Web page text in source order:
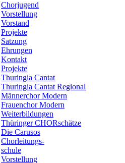
Chorjugend
Vorstellung
Vorstand
Projekte
Satzung
Ehrungen
Kontakt
Projekte
Thuringia Cantat
Thuringia Cantat Regional
Männerchor Modern
Frauenchor Modern
Weiterbildungen
Thüringer CHORschätze
Die Carusos
Chorleitungs-
schule
Vorstellung